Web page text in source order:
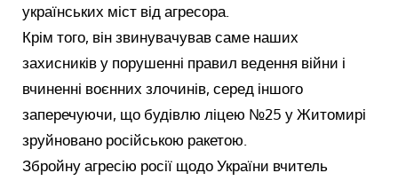
українських міст від агресора.
Крім того, він звинувачував саме наших
захисників у порушенні правил ведення війни і
вчиненні воєнних злочинів, серед іншого
заперечуючи, що будівлю ліцею №25 у Житомирі
зруйновано російською ракетою.
Збройну агресію росії щодо України вчитель